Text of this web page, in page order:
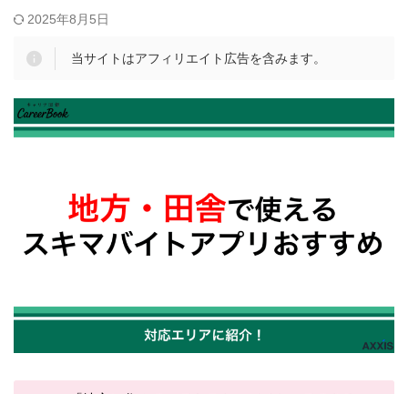
2025年8月5日
当サイトはアフィリエイト広告を含みます。